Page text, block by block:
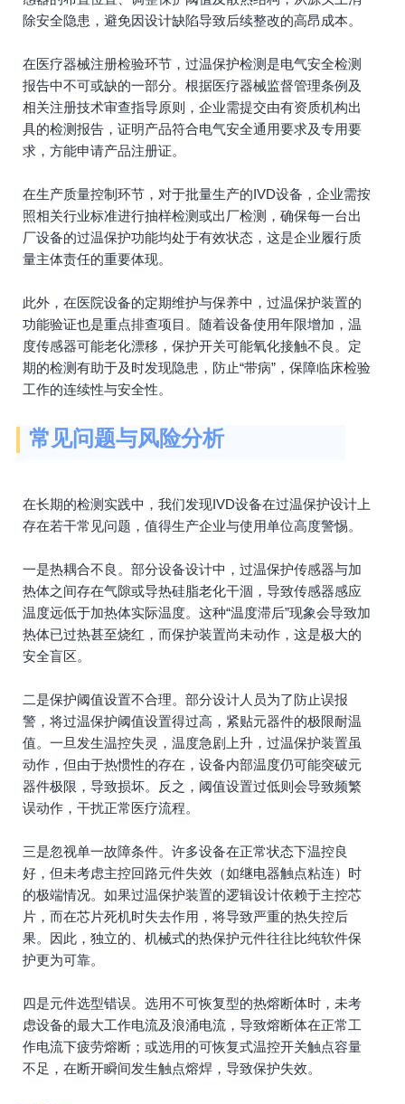
除安全隐患，避免因设计缺陷导致后续整改的高昂成本。
在医疗器械注册检验环节，过温保护检测是电气安全检测
报告中不可或缺的一部分。根据医疗器械监督管理条例及
相关注册技术审查指导原则，企业需提交由有资质机构出
具的检测报告，证明产品符合电气安全通用要求及专用要
求，方能申请产品注册证。
在生产质量控制环节，对于批量生产的IVD设备，企业需按
照相关行业标准进行抽样检测或出厂检测，确保每一台出
厂设备的过温保护功能均处于有效状态，这是企业履行质
量主体责任的重要体现。
此外，在医院设备的定期维护与保养中，过温保护装置的
功能验证也是重点排查项目。随着设备使用年限增加，温
度传感器可能老化漂移，保护开关可能氧化接触不良。定
期的检测有助于及时发现隐患，防止“带病”，保障临床检验
工作的连续性与安全性。
常见问题与风险分析
在长期的检测实践中，我们发现IVD设备在过温保护设计上
存在若干常见问题，值得生产企业与使用单位高度警惕。
一是热耦合不良。部分设备设计中，过温保护传感器与加
热体之间存在气隙或导热硅脂老化干涸，导致传感器感应
温度远低于加热体实际温度。这种“温度滞后”现象会导致加
热体已过热甚至烧红，而保护装置尚未动作，这是极大的
安全盲区。
二是保护阈值设置不合理。部分设计人员为了防止误报
警，将过温保护阈值设置得过高，紧贴元器件的极限耐温
值。一旦发生温控失灵，温度急剧上升，过温保护装置虽
动作，但由于热惯性的存在，设备内部温度仍可能突破元
器件极限，导致损坏。反之，阈值设置过低则会导致频繁
误动作，干扰正常医疗流程。
三是忽视单一故障条件。许多设备在正常状态下温控良
好，但未考虑主控回路元件失效（如继电器触点粘连）时
的极端情况。如果过温保护装置的逻辑设计依赖于主控芯
片，而在芯片死机时失去作用，将导致严重的热失控后
果。因此，独立的、机械式的热保护元件往往比纯软件保
护更为可靠。
四是元件选型错误。选用不可恢复型的热熔断体时，未考
虑设备的最大工作电流及浪涌电流，导致熔断体在正常工
作电流下疲劳熔断；或选用的可恢复式温控开关触点容量
不足，在断开瞬间发生触点熔焊，导致保护失效。